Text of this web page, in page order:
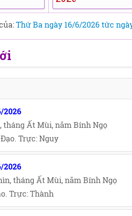
Thứ Ba ngày 16/6/2026 tức
2026
tháng Ất Mùi, năm Bính Ngọ
Trực: Nguy
2026
tháng Ất Mùi, năm Bính Ngọ
Trực: Thành